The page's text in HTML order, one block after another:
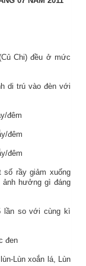
Chi) đều ở mức
di trú vào đèn với
đêm
đêm
đêm
số rầy giảm xuống
ảnh hưởng gì đáng
lần so với cùng kì
đen
Lùn xoắn lá, Lùn